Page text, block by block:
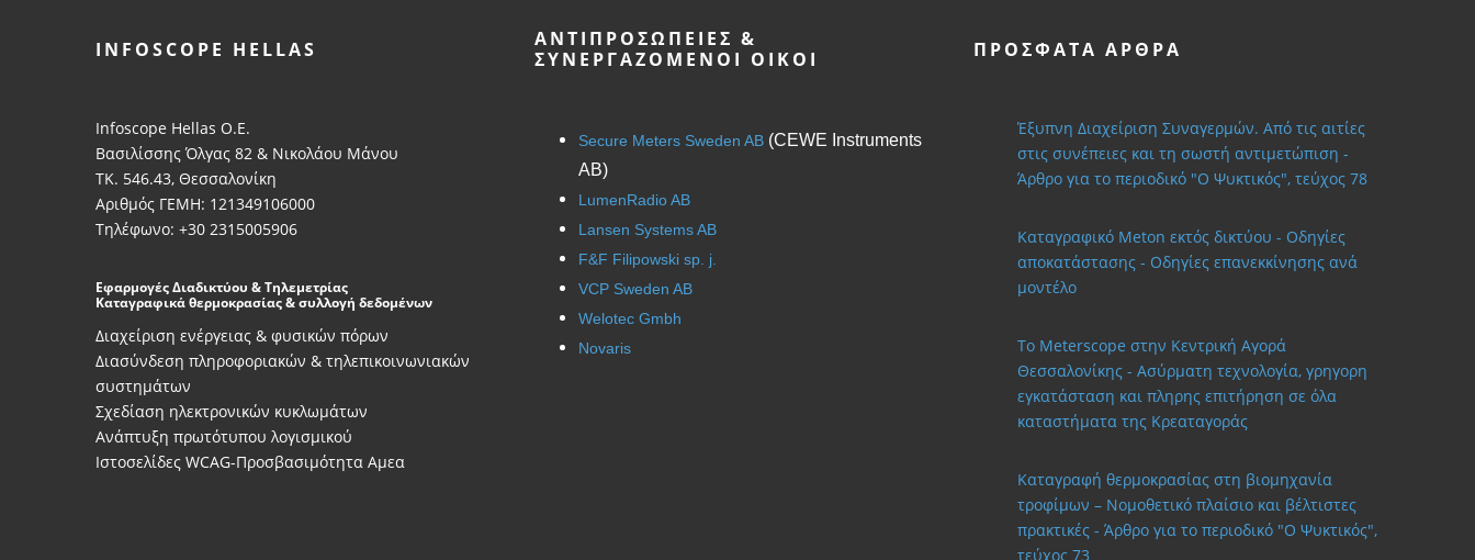
INFOSCOPE HELLAS
Infoscope Hellas Ο.Ε.
Βασιλίσσης Όλγας 82 & Νικολάου Μάνου
ΤΚ. 546.43, Θεσσαλονίκη
Αριθμός ΓΕΜΗ: 121349106000
Τηλέφωνο: +30 2315005906
Εφαρμογές Διαδικτύου & Τηλεμετρίας
Καταγραφικά θερμοκρασίας & συλλογή δεδομένων
Διαχείριση ενέργειας & φυσικών πόρων
Διασύνδεση πληροφοριακών & τηλεπικοινωνιακών
συστημάτων
Σχεδίαση ηλεκτρονικών κυκλωμάτων
Ανάπτυξη πρωτότυπου λογισμικού
Ιστοσελίδες WCAG-Προσβασιμότητα Αμεα
ΑΝΤΙΠΡΟΣΩΠΕΊΕΣ &
ΣΥΝΕΡΓΑΖΌΜΕΝΟΙ ΟΊΚΟΙ
Secure Meters Sweden AB(CEWE Instruments
AB)
LumenRadio AB
Lansen Systems AB
F&F Filipowski sp. j.
VCP Sweden AB
Welotec Gmbh
Novaris
ΠΡΌΣΦΑΤΑ ΆΡΘΡΑ
Έξυπνη Διαχείριση Συναγερμών. Από τις αιτίες
στις συνέπειες και τη σωστή αντιμετώπιση -
Άρθρο για το περιοδικό "Ο Ψυκτικός", τεύχος 78
Καταγραφικό Meton εκτός δικτύου - Οδηγίες
αποκατάστασης - Οδηγίες επανεκκίνησης ανά
μοντέλο
Το Meterscope στην Κεντρική Αγορά
Θεσσαλονίκης - Ασύρματη τεχνολογία, γρηγορη
εγκατάσταση και πληρης επιτήρηση σε όλα
καταστήματα της Κρεαταγοράς
Καταγραφή θερμοκρασίας στη βιομηχανία
τροφίμων – Νομοθετικό πλαίσιο και βέλτιστες
πρακτικές - Άρθρο για το περιοδικό "Ο Ψυκτικός",
τεύχος 73